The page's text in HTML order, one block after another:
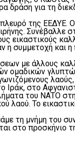
δράση για τη
της ΕΕΔΥΕ. Ο
Συνέβαλλε
εικαστικούς
η συμμετοχή και
με άλλους
ομαδικών
στο
του ΝΑΤΟ
λαού. Το
τη μνήμη του
στο προσκήνιο